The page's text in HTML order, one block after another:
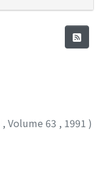
, Volume 63 , 1991 )